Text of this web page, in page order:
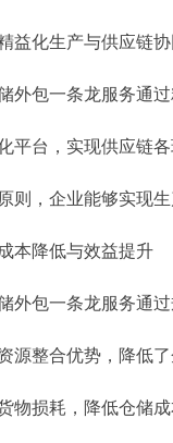
益化生产与供应链
外包一条龙服务通
平台，实现供应链
则，企业能够实现
本降低与效益提升
外包一条龙服务通
源整合优势，降低
物损耗，降低仓储